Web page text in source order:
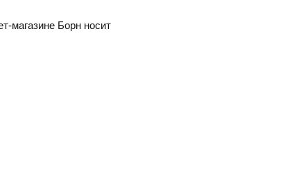
магазине Борн носит